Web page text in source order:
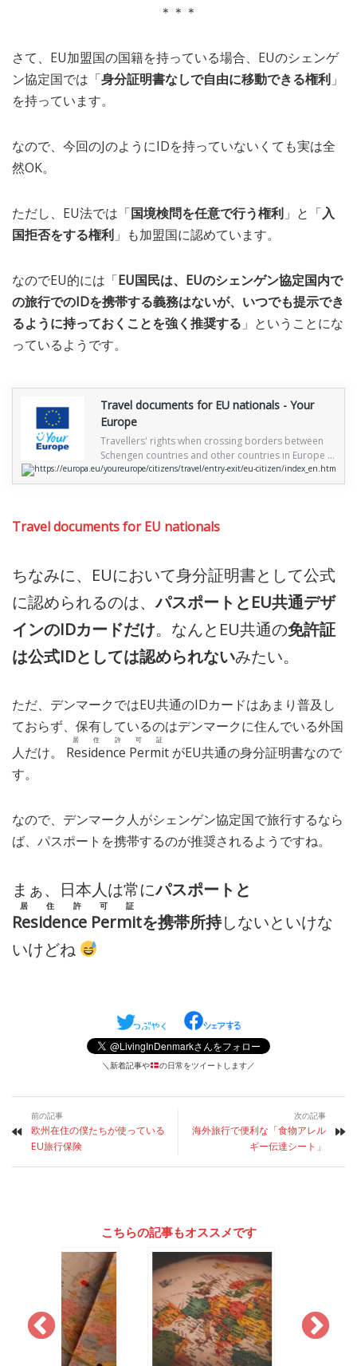
＊＊＊
さて、EU加盟国の国籍を持っている場合、EUのシェンゲ
ン協定国では「身分証明書なしで自由に移動できる権利 」
を持っています。
なので、今回のJのようにIDを持っていないくても実は全
然OK。
ただし、EU法では「国境検問を任意で行う権利 」と「入
国拒否をする権利 」も加盟国に認めています。
なのでEU的には「EU国民は、EUのシェンゲン協定国内で
の旅行でのIDを携帯する義務はないが、いつでも提示でき
るように持っておくことを強く推奨する 」ということにな
っているようです。
Travel documents for EU nationals - Your
Europe
Travellers' rights when crossing borders between
Schengen countries and other countries in Europe –
ID and passports
https://europa.eu/youreurope/citizens/travel/entry-exit/eu-citizen/index_en.htm
Travel documents for EU nationals
ちなみに、EUにおいて身分証明書として公式
に認められるのは、パスポートとEU共通デザ
インのIDカードだけ。なんとEU共通の免許証
は公式IDとしては認められないみたい。
ただ、デンマークではEU共通のIDカードはあまり普及し
ておらず、保有しているのはデンマークに住んでいる外国
人だけ。 Residence Permit
居住許可証
がEU共通の身分証明書なので
す。
なので、デンマーク人がシェンゲン協定国で旅行するなら
ば、パスポートを携帯するのが推奨されるようですね。
まぁ、日本人は常にパスポートと
Residence Permit
居住許可証
を携帯所持しないといけな
いけどね
＼新着記事や の日常をツイートします／
前の記事
欧州在住の僕たちが使っている
EU旅行保険
次の記事
海外旅行で便利な「食物アレル
ギー伝達シート」
こちらの記事もオススメです